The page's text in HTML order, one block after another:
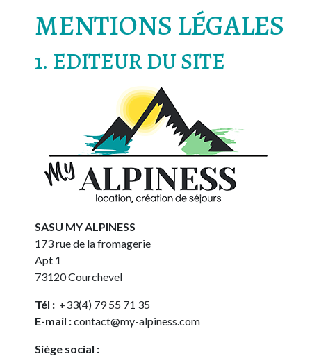
MENTIONS LÉGALES
1. EDITEUR DU SITE
SASU MY ALPINESS
173 rue de la fromagerie
Apt 1
73120 Courchevel
Tél : +33(4) 79 55 71 35
E-mail :contact@my-alpiness.com
Siège social :